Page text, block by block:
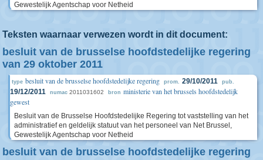
Gewestelijk Agentschap voor Netheid
Teksten waarnaar verwezen wordt in dit document:
besluit van de brusselse hoofdstedelijke regering
van 29 oktober 2011
type besluit van de brusselse hoofdstedelijke regering prom. 29/10/2011 pub.
19/12/2011 numac 2011031602 bron ministerie van het brussels hoofdstedelijk
gewest
Besluit van de Brusselse Hoofdstedelijke Regering tot vaststelling van het
administratief en geldelijk statuut van het personeel van Net Brussel,
Gewestelijk Agentschap voor Netheid
besluit van de brusselse hoofdstedelijke regering